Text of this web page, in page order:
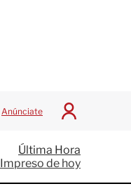
Anúnciate
I
c
i
a
Última Hora
Impreso de hoy